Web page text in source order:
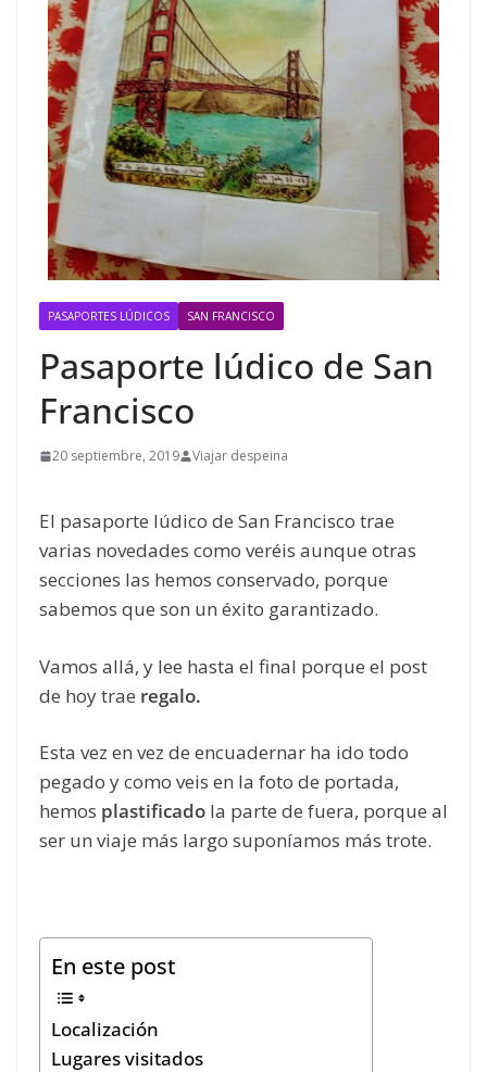
PASAPORTES LÚDICOS SAN FRANCISCO
Pasaporte lúdico de San
Francisco
20 septiembre, 2019 Viajar despeina
El pasaporte lúdico de San Francisco trae
varias novedades como veréis aunque otras
secciones las hemos conservado, porque
sabemos que son un éxito garantizado.
Vamos allá, y lee hasta el final porque el post
de hoy trae regalo.
Esta vez en vez de encuadernar ha ido todo
pegado y como veis en la foto de portada,
hemos plastificado la parte de fuera, porque al
ser un viaje más largo suponíamos más trote.
En este post
Localización
Lugares visitados